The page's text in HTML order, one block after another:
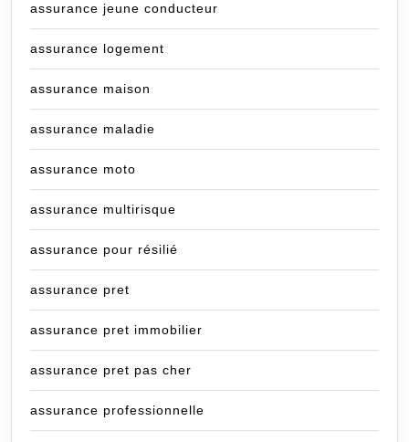
assurance jeune conducteur
assurance logement
assurance maison
assurance maladie
assurance moto
assurance multirisque
assurance pour résilié
assurance pret
assurance pret immobilier
assurance pret pas cher
assurance professionnelle